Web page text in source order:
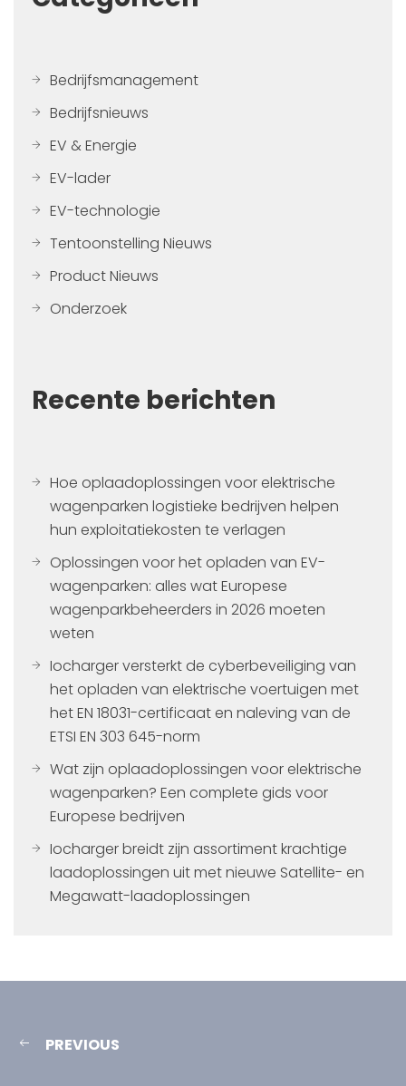
Bedrijfsmanagement
Bedrijfsnieuws
EV & Energie
EV-lader
EV-technologie
Tentoonstelling Nieuws
Product Nieuws
Onderzoek
Recente berichten
Hoe oplaadoplossingen voor elektrische
wagenparken logistieke bedrijven helpen
hun exploitatiekosten te verlagen
Oplossingen voor het opladen van EV-
wagenparken: alles wat Europese
wagenparkbeheerders in 2026 moeten
weten
Iocharger versterkt de cyberbeveiliging van
het opladen van elektrische voertuigen met
het EN 18031-certificaat en naleving van de
ETSI EN 303 645-norm
Wat zijn oplaadoplossingen voor elektrische
wagenparken? Een complete gids voor
Europese bedrijven
Iocharger breidt zijn assortiment krachtige
laadoplossingen uit met nieuwe Satellite- en
Megawatt-laadoplossingen
PREVIOUS